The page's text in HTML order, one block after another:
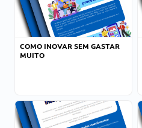
COMO INOVAR SEM GASTAR
MUITO